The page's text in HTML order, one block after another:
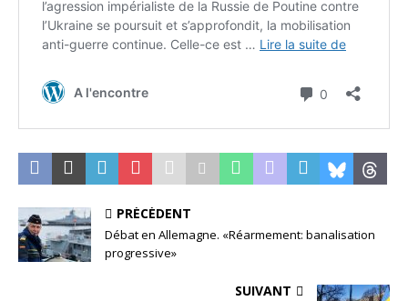
PRÉCÉDENT
Débat en Allemagne. «Réarmement: banalisation
progressive»
SUIVANT